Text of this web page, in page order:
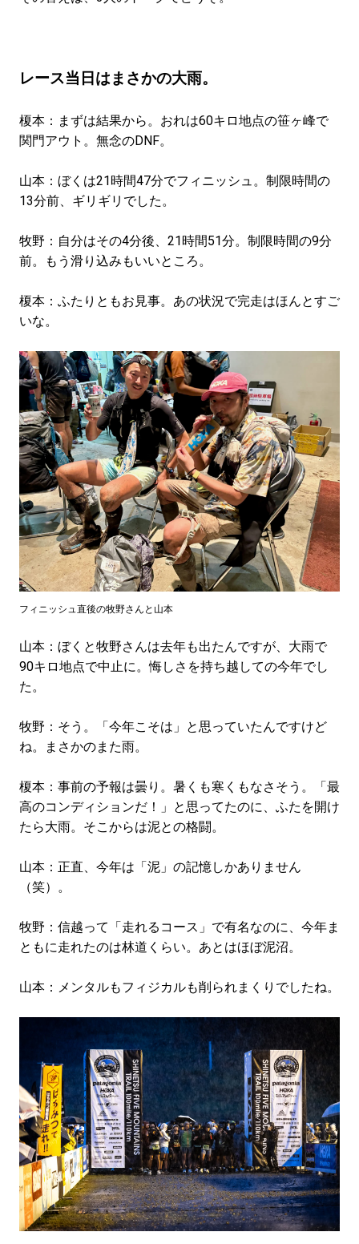
レース当日はまさかの大雨。
榎本：まずは結果から。おれは60キロ地点の笹ヶ峰で
関門アウト。無念のDNF。
山本：ぼくは21時間47分でフィニッシュ。制限時間の
13分前、ギリギリでした。
牧野：自分はその4分後、21時間51分。制限時間の9分
前。もう滑り込みもいいところ。
榎本：ふたりともお見事。あの状況で完走はほんとすご
いな。
フィニッシュ直後の牧野さんと山本
山本：ぼくと牧野さんは去年も出たんですが、大雨で
90キロ地点で中止に。悔しさを持ち越しての今年でし
た。
牧野：そう。「今年こそは」と思っていたんですけど
ね。まさかのまた雨。
榎本：事前の予報は曇り。暑くも寒くもなさそう。「最
高のコンディションだ！」と思ってたのに、ふたを開け
たら大雨。そこからは泥との格闘。
山本：正直、今年は「泥」の記憶しかありません
（笑）。
牧野：信越って「走れるコース」で有名なのに、今年ま
ともに走れたのは林道くらい。あとはほぼ泥沼。
山本：メンタルもフィジカルも削られまくりでしたね。